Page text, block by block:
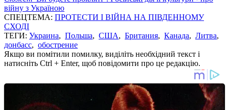
війну з Україною
СПЕЦТЕМА: ПРОТЕСТИ І ВІЙНА НА ПІВДЕННОМУ
СХОДІ
ТЕГИ: Украина, Польша, США, Британия, Канада, Литва,
донбасс, обострение
Якщо ви помітили помилку, виділіть необхідний текст і
натисніть Ctrl + Enter, щоб повідомити про це редакцію.